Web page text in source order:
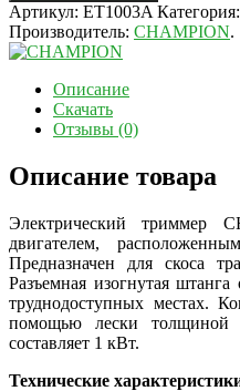
Артикул: ET1003A Категория:
Производитель: CHAMPION.
Описание
Скачать
Отзывы (0)
Описание товара
Электрический триммер
двигателем,
Предназначен для скоса
Разъемная изогнутая штанга
труднодоступных местах.
помощью лески
составляет 1 кВт.
Технические